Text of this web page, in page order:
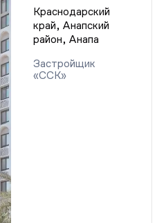
Краснодарский
край, Анапский
район, Анапа
Застройщик
«ССК»